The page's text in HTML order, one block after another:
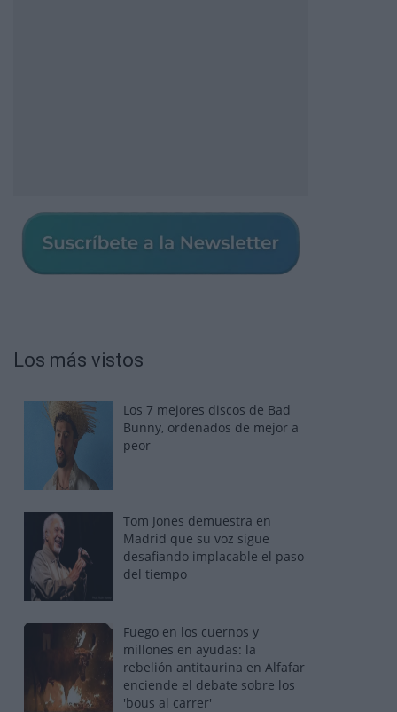
Los más vistos
Los 7 mejores discos de Bad
Bunny, ordenados de mejor a
peor
Tom Jones demuestra en
Madrid que su voz sigue
desafiando implacable el paso
del tiempo
Fuego en los cuernos y
millones en ayudas: la
rebelión antitaurina en Alfafar
enciende el debate sobre los
'bous al carrer'